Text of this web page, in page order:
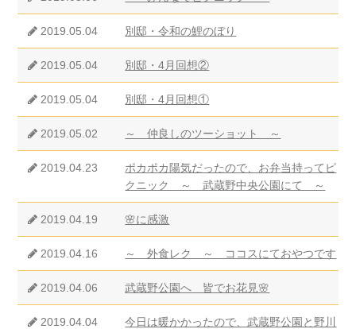
2019.05.04 別邸・令和の鯉のぼり
2019.05.04 別邸・4月回想②
2019.05.04 別邸・4月回想①
2019.05.02 ～ 仲良しのツーショット ～
2019.04.23
ポカポカ陽気だったので、お弁当持ってピ
クニック ～ 武蔵野中央公園にて ～
2019.04.19 🌸に感激
2019.04.16 ～ 外食レク ～ ココスにておやつです
2019.04.06 武蔵野公園へ 皆でお花見🌸
2019.04.04
今日は暖かかったので、武蔵野公園と野川